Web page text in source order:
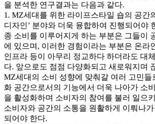
을 분석한 연구결과는 다음과 같다.
1. MZ세대를 위한 라이프스타일 숍의 공간
디자인’ 분야와 더욱 융합하여 진행되어야
종 소비를 이루어지게 하는 부분은 그들이
에 있으며, 이러한 경험이라는 부분은 온라
인프라 등이 아무리 정교하다 하더라도 대
다. 앞으로도 점점 다양화되고 새로워지며
MZ세대의 소비 성향에 맞춰갈 여러 고민들
화 공간으로서의 기능에서 더욱 나아가 소
을 활성화하며 소비자의 참여를 불러 일으
소비자와 공간의 소통을 원활하게 이뤄나
되어야 한다.